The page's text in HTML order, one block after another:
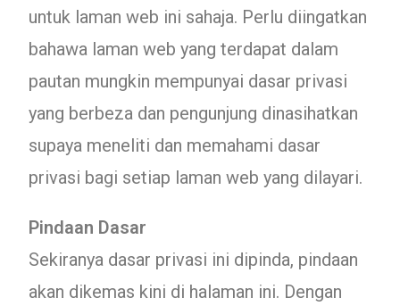
untuk laman web ini sahaja. Perlu diingatkan
bahawa laman web yang terdapat dalam
pautan mungkin mempunyai dasar privasi
yang berbeza dan pengunjung dinasihatkan
supaya meneliti dan memahami dasar
privasi bagi setiap laman web yang dilayari.
Pindaan Dasar
Sekiranya dasar privasi ini dipinda, pindaan
akan dikemas kini di halaman ini. Dengan